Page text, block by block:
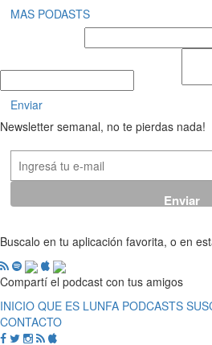
MAS PODASTS
Enviar
Newsletter semanal, no te pierdas nada!
Buscalo en tu aplicación favorita, o en
Compartí el podcast con tus amigos
INICIO QUE ES LUNFA PODCASTS
CONTACTO